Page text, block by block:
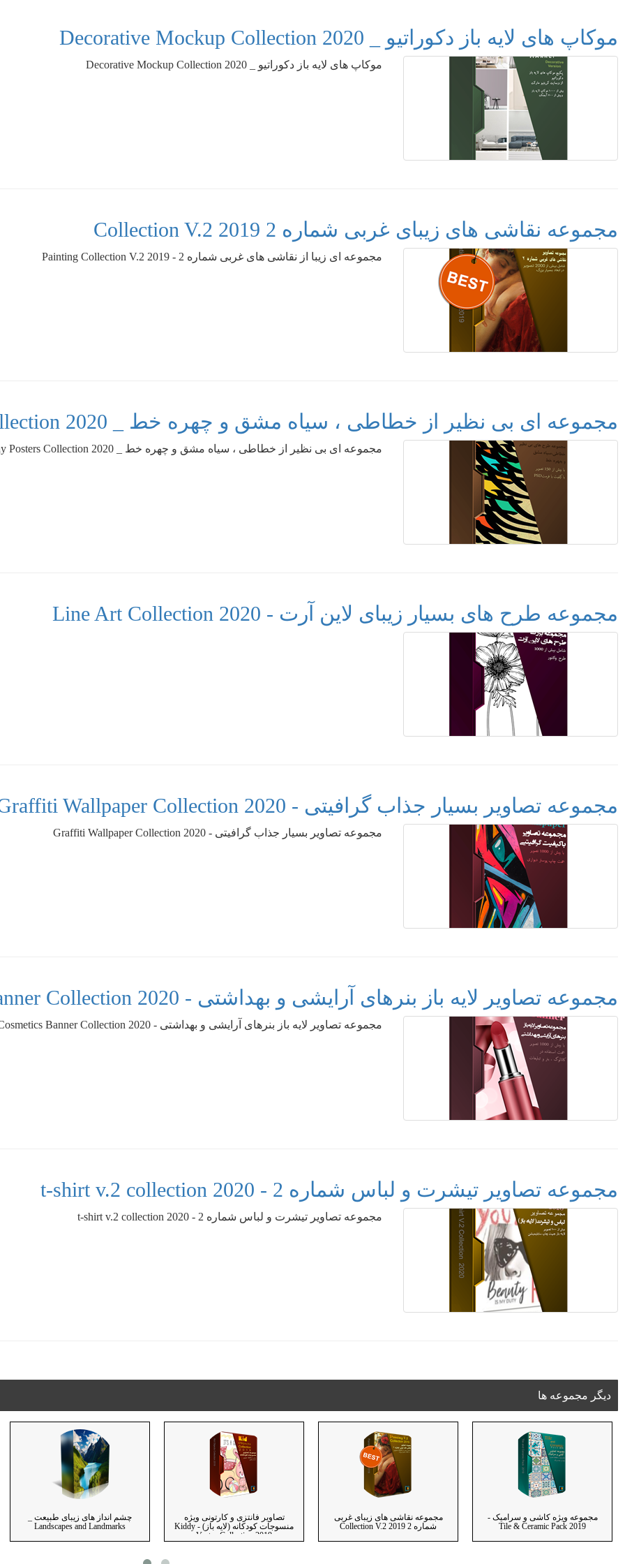
موکاپ های لایه باز دکوراتیو _ Decorative Mockup Collection 2020
موکاپ های لایه باز دکوراتیو _ Decorative Mockup Collection 2020
مجموعه نقاشی های زیبای غربی شماره 2 Collection V.2 2019
مجموعه ای زیبا از نقاشی های غربی شماره 2 - Painting Collection V.2 2019
مجموعه ای بی نظیر از خطاطی ، سیاه مشق و چهره خط _ Calligraphy Posters Collection 2020
مجموعه ای بی نظیر از خطاطی ، سیاه مشق و چهره خط _ Calligraphy Posters Collection 2020
مجموعه طرح های بسیار زیبای لاین آرت - Line Art Collection 2020
مجموعه تصاویر بسیار جذاب گرافیتی - Graffiti Wallpaper Collection 2020
مجموعه تصاویر بسیار جذاب گرافیتی - Graffiti Wallpaper Collection 2020
مجموعه تصاویر لایه باز بنرهای آرایشی و بهداشتی - Cosmetics Banner Collection 2020
مجموعه تصاویر لایه باز بنرهای آرایشی و بهداشتی - Cosmetics Banner Collection 2020
مجموعه تصاویر تیشرت و لباس شماره 2 - t-shirt v.2 collection 2020
مجموعه تصاویر تیشرت و لباس شماره 2 - t-shirt v.2 collection 2020
دیگر مجموعه ها
چشم انداز های زیبای طبیعت _
Landscapes and Landmarks
تصاویر فانتزی و کارتونی ویژه
منسوجات کودکانه (لایه باز) - Kiddy
Vector Collection 2019
مجموعه نقاشی های زیبای غربی
شماره 2 Collection V.2 2019
مجموعه ویژه کاشی و سرامیک -
2019 Tile & Ceramic Pack